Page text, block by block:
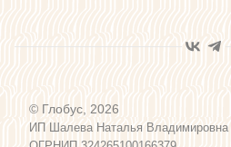
Программа лояльности
© Глобус, 2026
ИП Шалева Наталья